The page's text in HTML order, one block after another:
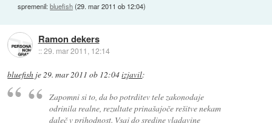
spremenil:bluefish(29. mar 2011 ob 12:04)
Ramon dekers
::29. mar 2011, 12:14
bluefish je29. mar 2011 ob 12:04izjavil:
Zapomni si to, da bo potrditev tele zakonodaje
odrinila realne, rezultate prinašajoče rešitve nekam
daleč v prihodnost. Vsaj do sredine vladavine